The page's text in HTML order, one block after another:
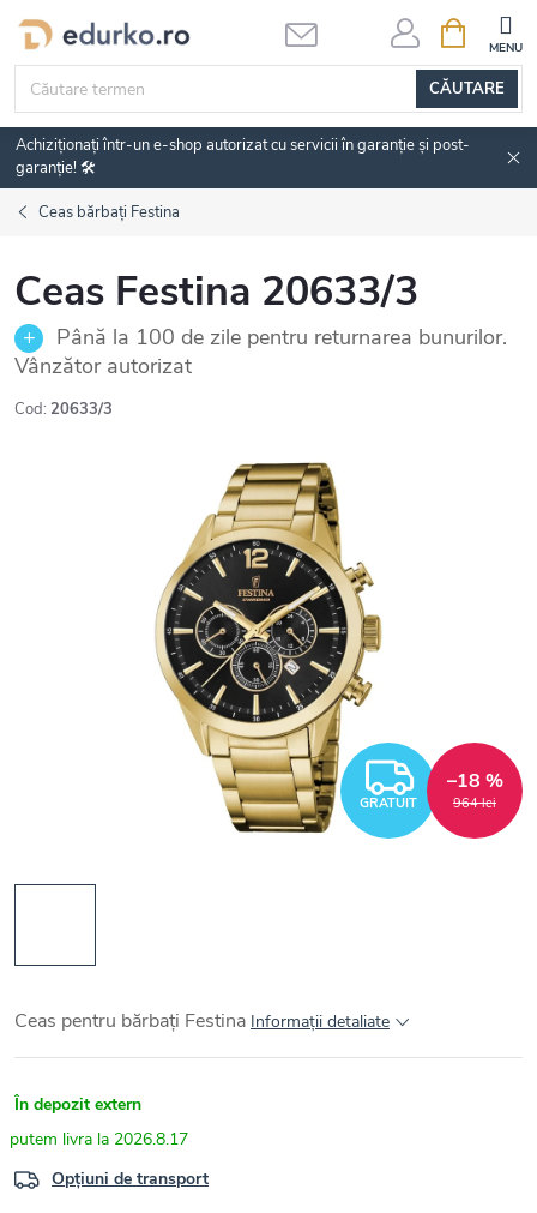
Treci
conținut
CĂUTARE
DE
Achiziționați într-un e-shop autorizat cu servicii în garanție și post-
garanție! 🛠️
Ceas bărbați Festina
Ceas Festina 20633/3
Până la 100 de zile pentru returnarea bunurilor.
Vânzător autorizat
Cod: 20633/3
GRATUIT 964 lei
–18 %
Ceas pentru bărbați Festina Informaţii detaliate
În depozit extern
2026.8.17
Opțiuni de transport